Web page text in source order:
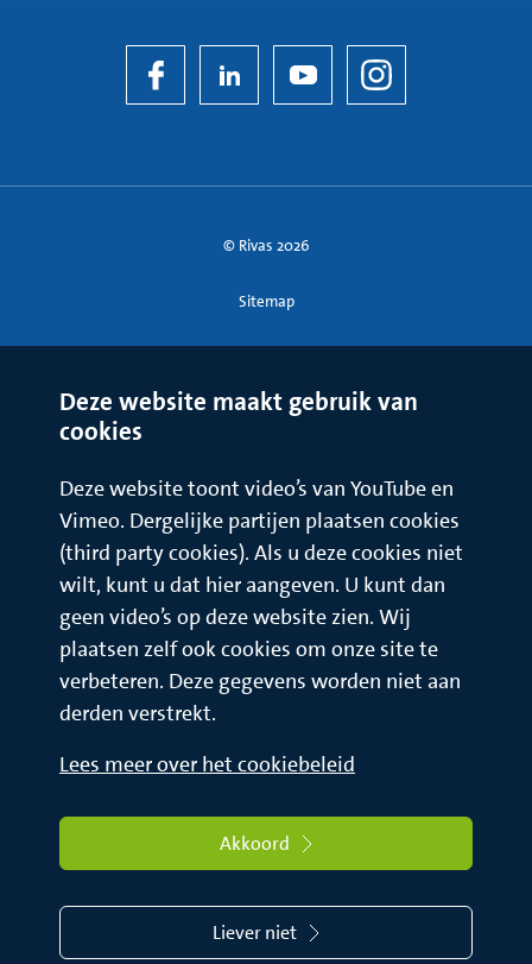
© Rivas 2026
Sitemap
Deze website maakt gebruik van
cookies
Deze website toont video’s van YouTube en
Vimeo. Dergelijke partijen plaatsen cookies
(third party cookies). Als u deze cookies niet
wilt, kunt u dat hier aangeven. U kunt dan
geen video’s op deze website zien. Wij
plaatsen zelf ook cookies om onze site te
verbeteren. Deze gegevens worden niet aan
derden verstrekt.
Lees meer over het cookiebeleid
Akkoord
Liever niet